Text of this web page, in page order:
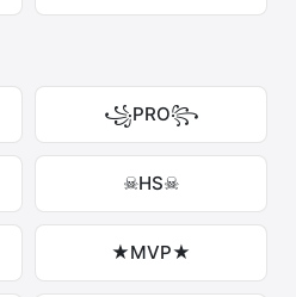
꧁PRO꧂
☠HS☠
★MVP★